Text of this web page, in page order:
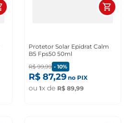
Protetor Solar Epidrat Calm
B5 Fps50 50ml
R$ 99,99 - 10%
R$ 87,29 no PIX
ou 1x de R$ 89,99